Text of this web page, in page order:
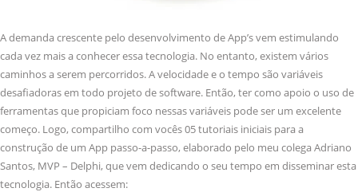
A demanda crescente pelo desenvolvimento de App’s vem estimulando
cada vez mais a conhecer essa tecnologia. No entanto, existem vários
caminhos a serem percorridos. A velocidade e o tempo são variáveis
desafiadoras em todo projeto de software. Então, ter como apoio o uso de
ferramentas que propiciam foco nessas variáveis pode ser um excelente
começo. Logo, compartilho com vocês 05 tutoriais iniciais para a
construção de um App passo-a-passo, elaborado pelo meu colega Adriano
Santos, MVP – Delphi, que vem dedicando o seu tempo em disseminar esta
tecnologia. Então acessem: